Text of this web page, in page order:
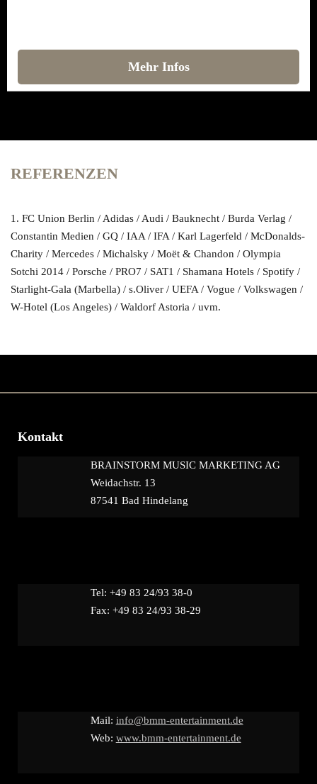
Mehr Infos
REFERENZEN
1. FC Union Berlin / Adidas / Audi / Bauknecht / Burda Verlag /
Constantin Medien / GQ / IAA / IFA / Karl Lagerfeld / McDonalds-
Charity / Mercedes / Michalsky / Moët & Chandon / Olympia
Sotchi 2014 / Porsche / PRO7 / SAT1 / Shamana Hotels / Spotify /
Starlight-Gala (Marbella) / s.Oliver / UEFA / Vogue / Volkswagen /
W-Hotel (Los Angeles) / Waldorf Astoria / uvm.
Kontakt
BRAINSTORM MUSIC MARKETING AG
Weidachstr. 13
87541 Bad Hindelang
Tel: +49 83 24/93 38-0
Fax: +49 83 24/93 38-29
Mail: info@bmm-entertainment.de
Web: www.bmm-entertainment.de